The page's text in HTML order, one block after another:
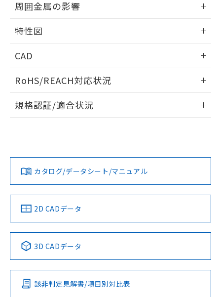
タイムチャート
相互干渉
A: 70mm以上、B: 45mm以上
周囲金属の影響
周囲金属の影響
上、n: 54mm以上
特性図
検出物体の大きさと材質による影響
検出領域
CAD
ドすることができます。
ログイン/会員登録
ダウンロードデータをご利用いただく前に、以下を必ずお読
みください。
ソフトウェアの使用条件
RoHS/REACH対応状況
EU RoHS 注意事項・凡例
対応済み
中国 RoHS 注意事項・凡例
Pb Hg Cd Cr(VI)
O
規格認証/適合状況
LR型式承認
（イギリス
船舶規格）
DNV型式承認
（ノルウェー
BV型式承認
（フランス
KR型式
（韓国
No No No No
この製品の規格認証/適合状況ページへ
その他の認証はこちらのページからご検索ください
カタログ/データシート/マニュアル
2D CADデータ
3D CADデータ
該非判定見解書/項目別対比表
物質の対応では、対応完了までの期間は出
荷製品に未対応品が混在することから備考
欄に対応日を記載しておりました。
既に当社にて対応品への在庫切替を完了